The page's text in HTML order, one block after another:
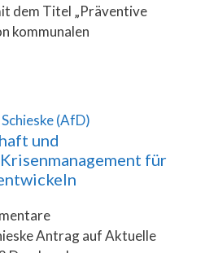
dem Titel „Präventive
kommunalen
und
für
Antrag auf Aktuelle